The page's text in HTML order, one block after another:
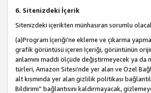
6. Sitenizdeki İçerik
Sitenizdeki içerikten münhasıran sorumlu
(a)Program İçeriği’ne ekleme ve çıkarma
grafik görüntüsü içeren İçeriği, görüntünün
anlamını maddi ölçüde değiştirmeyecek ya da
türleri, Amazon Sitesi’nde yer alan ve Özel
alt kısmında yer alan gizlilik politikası
Bildirimi” bağlantısını kaldırmayacak,